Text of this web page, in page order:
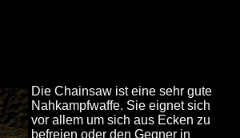
Die Chainsaw ist eine sehr gute
Nahkampfwaffe. Sie eignet sich
vor allem um sich aus Ecken zu
befreien oder den Gegner in